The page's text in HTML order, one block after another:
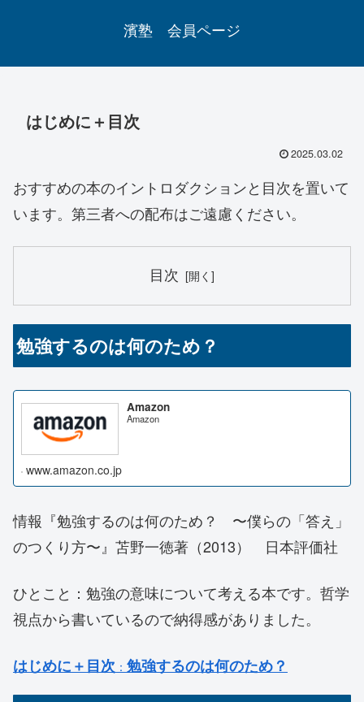
濱塾 会員ページ
はじめに＋目次
2025.03.02
おすすめの本のイントロダクションと目次を置いて
います。第三者への配布はご遠慮ください。
目次
勉強するのは何のため？
Amazon
Amazon
www.amazon.co.jp
情報『勉強するのは何のため？ 〜僕らの「答え」
のつくり方〜』苫野一徳著（2013） 日本評価社
ひとこと：勉強の意味について考える本です。哲学
視点から書いているので納得感がありました。
はじめに＋目次 ： 勉強するのは何のため？